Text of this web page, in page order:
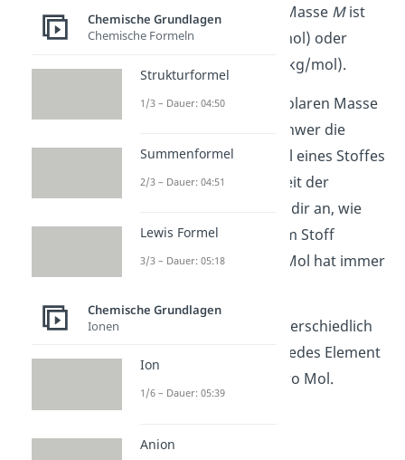
Einheit der molaren Masse Mist
Gramm pro Mol (g/mol) oder
Kilogramm pro Mol (kg/mol).
Du kannst mit der molaren Masse
also angeben, wie schwer die
Teilchen in einem Mol eines Stoffes
sind. Mol ist die Einheit der
Stoffmenge und gibt dir an, wie
viele Teilchen in einem Stoff
vorhanden sind. Ein Mol hat immer
Da jedes Element unterschiedlich
schwer ist, hat auch jedes Element
Masse pro Mol.
Chemische Grundlagen
Chemische Formeln
Strukturformel
1/3 – Dauer: 04:50
Summenformel
2/3 – Dauer: 04:51
Lewis Formel
3/3 – Dauer: 05:18
Chemische Grundlagen
Ionen
Ion
1/6 – Dauer: 05:39
Anion